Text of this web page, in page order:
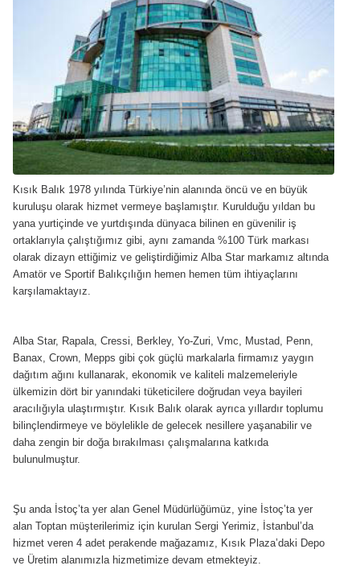
Kısık Balık 1978 yılında Türkiye’nin alanında öncü ve en büyük
kuruluşu olarak hizmet vermeye başlamıştır. Kurulduğu yıldan bu
yana yurtiçinde ve yurtdışında dünyaca bilinen en güvenilir iş
ortaklarıyla çalıştığımız gibi, aynı zamanda %100 Türk markası
olarak dizayn ettiğimiz ve geliştirdiğimiz Alba Star markamız altında
Amatör ve Sportif Balıkçılığın hemen hemen tüm ihtiyaçlarını
karşılamaktayız.
Alba Star, Rapala, Cressi, Berkley, Yo-Zuri, Vmc, Mustad, Penn,
Banax, Crown, Mepps gibi çok güçlü markalarla firmamız yaygın
dağıtım ağını kullanarak, ekonomik ve kaliteli malzemeleriyle
ülkemizin dört bir yanındaki tüketicilere doğrudan veya bayileri
aracılığıyla ulaştırmıştır. Kısık Balık olarak ayrıca yıllardır toplumu
bilinçlendirmeye ve böylelikle de gelecek nesillere yaşanabilir ve
daha zengin bir doğa bırakılması çalışmalarına katkıda
bulunulmuştur.
Şu anda İstoç’ta yer alan Genel Müdürlüğümüz, yine İstoç’ta yer
alan Toptan müşterilerimiz için kurulan Sergi Yerimiz, İstanbul’da
hizmet veren 4 adet perakende mağazamız, Kısık Plaza’daki Depo
ve Üretim alanımızla hizmetimize devam etmekteyiz.